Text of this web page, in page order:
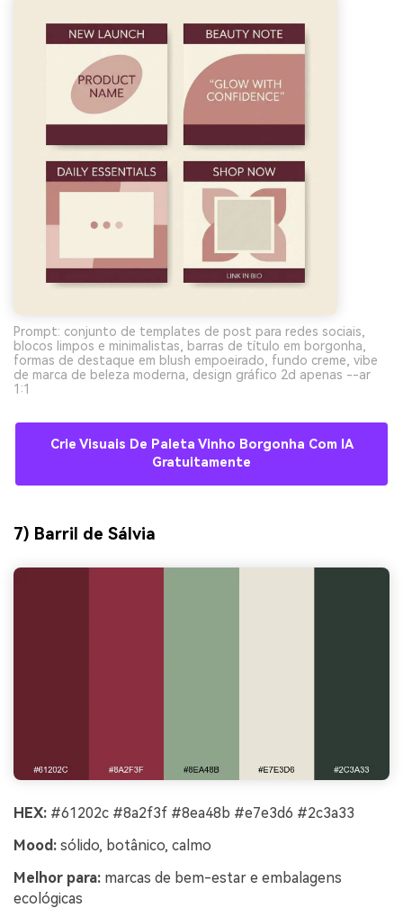
Prompt: conjunto de templates de post para redes sociais,
blocos limpos e minimalistas, barras de título em borgonha,
formas de destaque em blush empoeirado, fundo creme, vibe
de marca de beleza moderna, design gráfico 2d apenas --ar
1:1
Crie Visuais De Paleta Vinho Borgonha Com IA
Gratuitamente
7) Barril de Sálvia
HEX: #61202c #8a2f3f #8ea48b #e7e3d6 #2c3a33
Mood: sólido, botânico, calmo
Melhor para: marcas de bem-estar e embalagens
ecológicas